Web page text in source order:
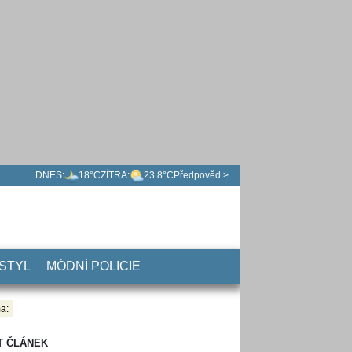
DNES: 18°CZÍTRA: 23.8°C Předpověd >
MÓDNÍ POLICIE
ČLÁNEK